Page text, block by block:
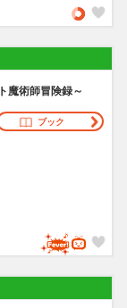
魔術師冒険録～
ブック